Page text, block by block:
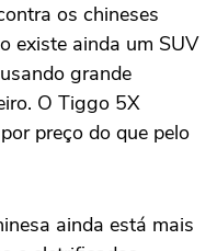
os chineses
existe ainda um SUV
grande
O Tiggo 5X
preço do que pelo
ainda está mais